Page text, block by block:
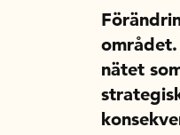
nätet